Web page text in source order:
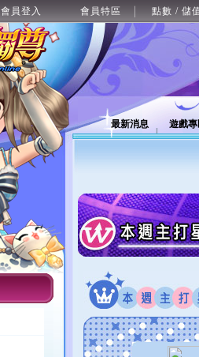
會員登入 會員特區 點數 / 儲
最新消息 遊戲